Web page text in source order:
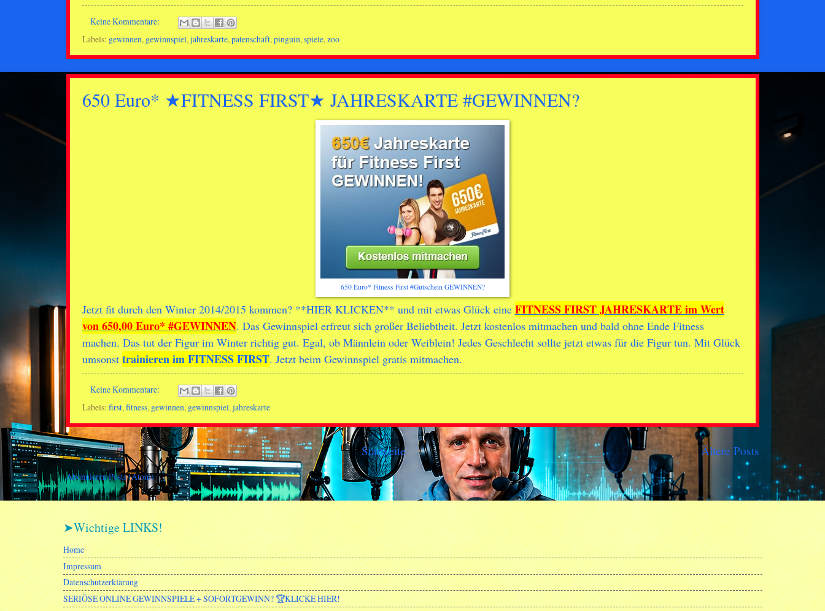
Keine Kommentare:
Labels: gewinnen, gewinnspiel,jahreskarte,patenschaft,pinguin,spiele,zoo
650 Euro* ★FITNESS FIRST★ JAHRESKARTE #GEWINNEN?
650 Euro* Fitness First #Gutschein GEWINNEN?
Jetzt fit durch den Winter 2014/2015 kommen? **HIER KLICKEN** und mit etwas Glück eine FITNESS FIRST JAHRESKARTE im Wert
von 650,00 Euro* #GEWINNEN. Das Gewinnspiel erfreut sich großer Beliebtheit. Jetzt kostenlos mitmachen und bald ohne Ende Fitness
machen. Das tut der Figur im Winter richtig gut. Egal, ob Männlein oder Weiblein! Jedes Geschlecht sollte jetzt etwas für die Figur tun. Mit Glück
umsonst trainieren im FITNESS FIRST. Jetzt beim Gewinnspiel gratis mitmachen.
Keine Kommentare:
Labels: first,fitness, gewinnen, gewinnspiel,jahreskarte
Ältere Posts
Startseite
AbonnierenPosts (Atom)
➤Wichtige LINKS!
Home
Impressum
Datenschutzerklärung
SERIÖSE ONLINE GEWINNSPIELE + SOFORTGEWINN? 🏆KLICKE HIER!